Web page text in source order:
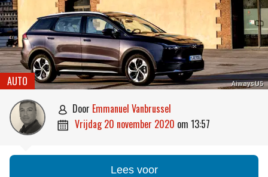
Aiways U5
AUTO
 door Emmanuel Vanbrussel
 vrijdag 20 november 2020 om 13:57
Lees voor